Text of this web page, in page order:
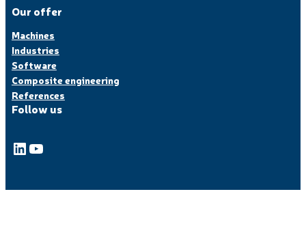
Our offer
Machines
Industries
Software
Composite engineering
References
Follow us
LinkedIn YouTube